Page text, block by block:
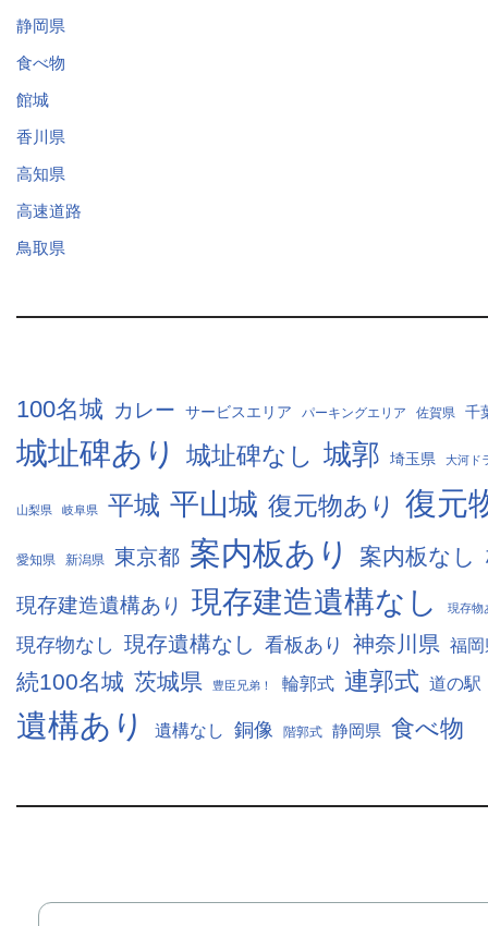
静岡県
食べ物
館城
香川県
高知県
高速道路
鳥取県
100名城 カレー サービスエリア パーキングエリア 佐賀県 千
城址碑あり 城址碑なし 城郭 埼玉県 大河ド
山梨県 岐阜県 平城 平山城 復元物あり 復元
愛知県 新潟県 東京都 案内板あり 案内板なし
現存建造遺構あり 現存建造遺構なし 現存物
現存物なし 現存遺構なし 看板あり 神奈川県 福岡
続100名城 茨城県 豊臣兄弟！ 輪郭式 連郭式 道の駅
遺構あり 遺構なし 銅像 階郭式 静岡県 食べ物